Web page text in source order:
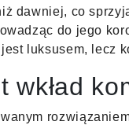
dawniej, co
do jego
luksusem, lecz
wkład